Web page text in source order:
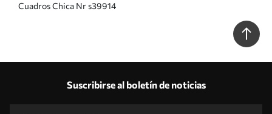
Cuadros Chica Nr s39914
Suscribirse al boletín de noticias